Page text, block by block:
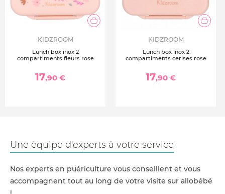
KIDZROOM
Lunch box inox 2
compartiments fleurs rose
17,90 €
KIDZROOM
Lunch box inox 2
compartiments cerises rose
17,90 €
Une équipe d'experts à votre service
Nos experts en puériculture vous conseillent et vous
accompagnent tout au long de votre visite sur allobébé